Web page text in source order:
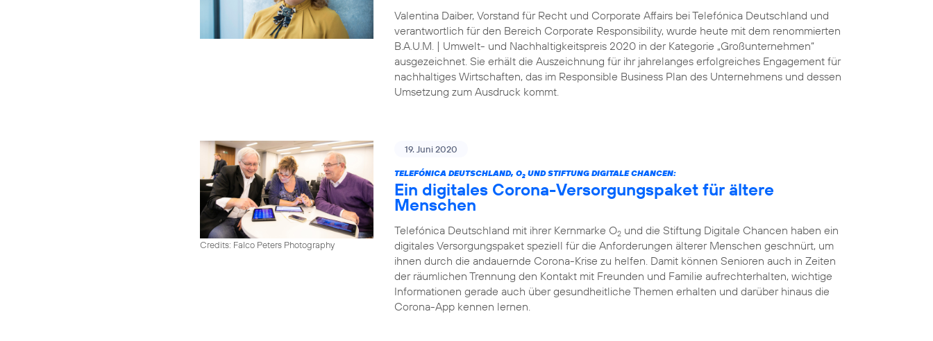
Valentina Daiber, Vorstand für Recht und Corporate Affairs bei Telefónica Deutschland und
verantwortlich für den Bereich Corporate Responsibility, wurde heute mit dem renommierten
B.A.U.M. | Umwelt- und Nachhaltigkeitspreis 2020 in der Kategorie „Großunternehmen“
ausgezeichnet. Sie erhält die Auszeichnung für ihr jahrelanges erfolgreiches Engagement für
nachhaltiges Wirtschaften, das im Responsible Business Plan des Unternehmens und dessen
Umsetzung zum Ausdruck kommt.
Credits: Falco Peters Photography
19. Juni 2020
TELEFÓNICA DEUTSCHLAND, O2 UND STIFTUNG DIGITALE CHANCEN:
Ein digitales Corona-Versorgungspaket für ältere
Menschen
Telefónica Deutschland mit ihrer Kernmarke O2 und die Stiftung Digitale Chancen haben ein
digitales Versorgungspaket speziell für die Anforderungen älterer Menschen geschnürt, um
ihnen durch die andauernde Corona-Krise zu helfen. Damit können Senioren auch in Zeiten
der räumlichen Trennung den Kontakt mit Freunden und Familie aufrechterhalten, wichtige
Informationen gerade auch über gesundheitliche Themen erhalten und darüber hinaus die
Corona-App kennen lernen.